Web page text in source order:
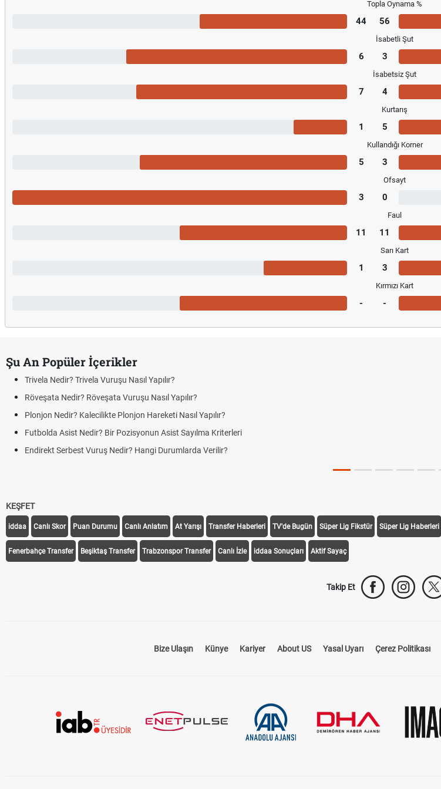
Topla Oynama %
44 56
İsabetli Şut
6 3
İsabetsiz Şut
7 4
Kurtarış
1 5
Kullandığı Korner
5 3
Ofsayt
3 0
Faul
11 11
Sarı Kart
1 3
Kırmızı Kart
- -
Şu An Popüler İçerikler
Trivela Nedir? Trivela Vuruşu Nasıl Yapılır?
Röveşata Nedir? Röveşata Vuruşu Nasıl Yapılır?
Plonjon Nedir? Kalecilikte Plonjon Hareketi Nasıl Yapılır?
Futbolda Asist Nedir? Bir Pozisyonun Asist Sayılma Kriterleri
Endirekt Serbest Vuruş Nedir? Hangi Durumlarda Verilir?
KEŞFET
iddaa Canlı Skor Puan Durumu Canlı Anlatım At Yarışı Transfer Haberleri TV'de Bugün Süper Lig Fikstür Süper Lig Haberleri
Fenerbahçe Transfer Beşiktaş Transfer Trabzonspor Transfer Canlı İzle iddaa Sonuçları Aktif Sayaç
Takip Et
Bize Ulaşın Künye Kariyer About US Yasal Uyarı Çerez Politikası